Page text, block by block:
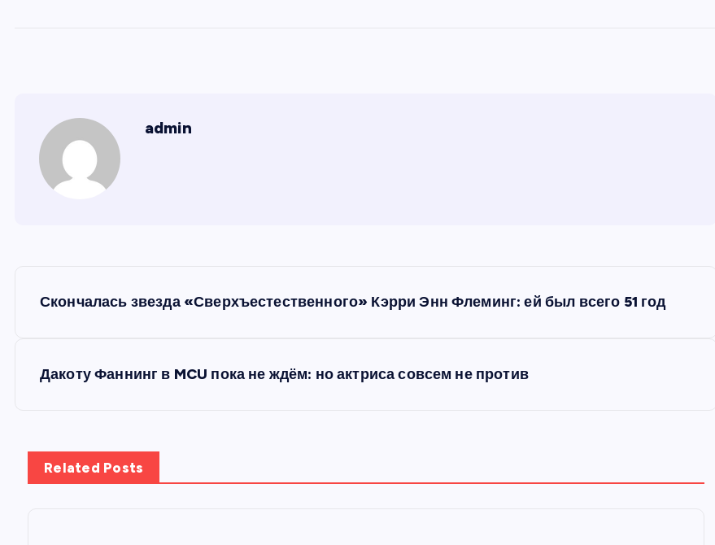
admin
НСкончалась звезда «Сверхъестественного» Кэрри Энн Флеминг: ей был всего 51 год
Дакоту Фаннинг в MCU пока не ждём: но актриса совсем не против
Related Posts